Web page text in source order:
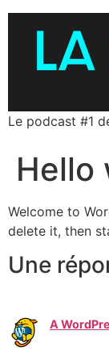
Le podcast #1
Hello
Welcome to
delete it, then
Une
A